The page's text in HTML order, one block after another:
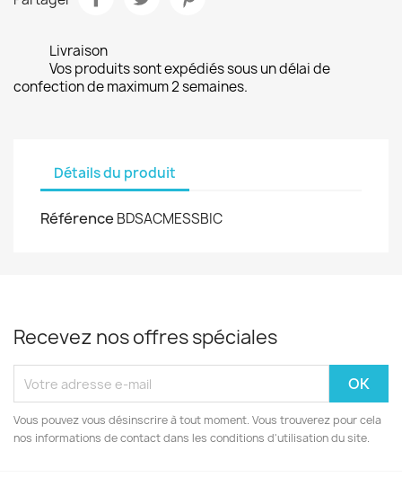
Livraison
Vos produits sont expédiés sous un délai de
confection de maximum 2 semaines.
Détails du produit
Référence BDSACMESSBIC
Recevez nos offres spéciales
Vous pouvez vous désinscrire à tout moment. Vous trouverez pour cela
nos informations de contact dans les conditions d'utilisation du site.